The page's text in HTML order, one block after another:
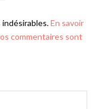
En savoir
commentaires sont